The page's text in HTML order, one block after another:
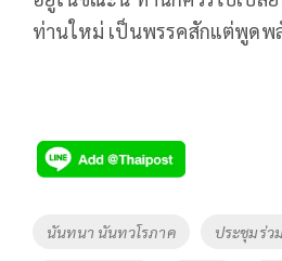
ท่านใหม่ เป็นพรรคสักแต่พูดพ
Tags
นันทนา นันทวโรภาค ประชุมร่ว